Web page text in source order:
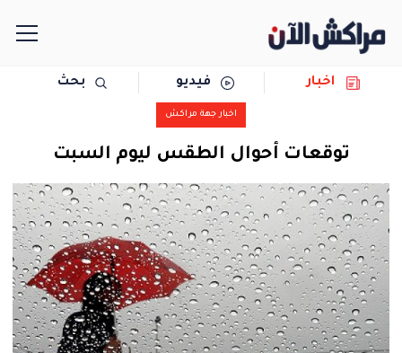
مجتمع
سياسة
رياضة
حوادث
دولية
اخبار فيديو بحث
اخبار جهة مراكش
توقعات أحوال الطقس ليوم السبت